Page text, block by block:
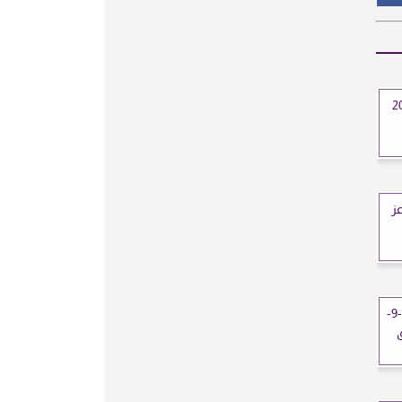
أكتوبر 2025
سعر الحديد اليوم الأربعاء 8-10-2025 عز
أسعار الحديد في مصر اليوم الاثنين 22-9-